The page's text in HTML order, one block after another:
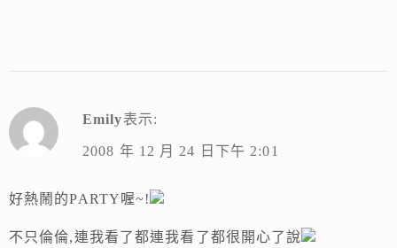
Emily表示:
2008 年 12 月 24 日下午 2:01
好熱鬧的PARTY喔~!
不只倫倫,連我看了都連我看了都很開心了說